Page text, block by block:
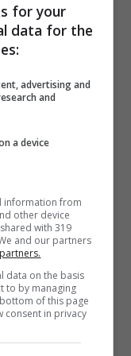
a carico:
importi
for your
data for the
advertising and
and
a device
information from
other device
with 319
and our partners
data on the basis
to by managing
of this page
consent in privacy